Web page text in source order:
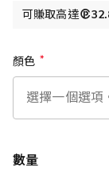
可賺取高達
顏色
數量